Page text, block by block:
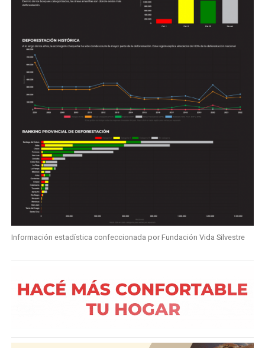
Información estadística confeccionada por Fundación Vida Silvestre